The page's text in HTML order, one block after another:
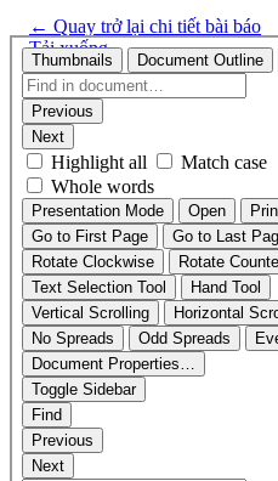
← Quay trở lại chi tiết bài báo
Tải xuống